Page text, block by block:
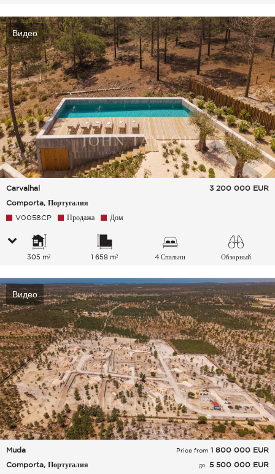
Видео
Carvalhal
Comporta, Португалия
3 200 000 EUR
V0058CP Продажа Дом
305 m² 1 658 m² 4 Спальни Обзорный
Видео
Muda
Comporta, Португалия
Price from 1 800 000 EUR
до 5 500 000 EUR